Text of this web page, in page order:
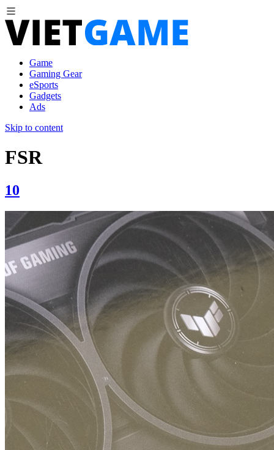
Game
Gaming Gear
eSports
Gadgets
Ads
Skip to content
FSR
10